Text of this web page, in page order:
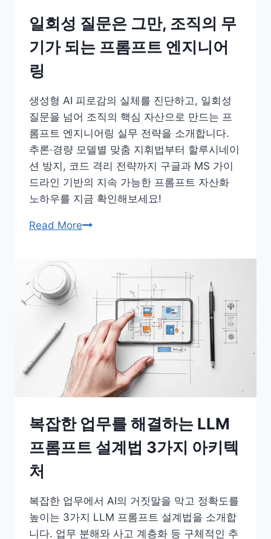
일회성 질문은 그만, 조직의 무
기가 되는 프롬프트 엔지니어
링
생성형 AI 피로감의 실체를 진단하고, 일회성
질문을 넘어 조직의 핵심 자산으로 만드는 프
롬프트 엔지니어링 실무 전략을 소개합니다.
추론·경량 모델별 맞춤 지휘법부터 할루시네이
션 방지, 코드 격리 전략까지 구글과 MS 가이
드라인 기반의 지속 가능한 프롬프트 자산화
노하우를 지금 확인해보세요!
Read More일
만,
조
직
의
기
되
롬
프
트
복잡한 업무를 해결하는 LLM
프롬프트 설계법 3가지 아키텍
처
복잡한 업무에서 AI의 거짓말을 막고 정확도를
높이는 3가지 LLM 프롬프트 설계법을 소개합
니다. 업무 분해와 사고 계층화 등 구체적인 추